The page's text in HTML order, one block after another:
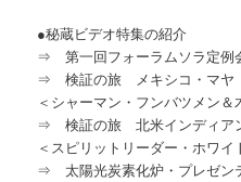
●秘蔵ビデオ特集の紹介
⇒ 第一回フォーラムソラ定例
⇒ 検証の旅 メキシコ・マヤ「
＜シャーマン・フンバツメン＆
⇒ 検証の旅 北米インディアン
＜スピリットリーダー・ホワイ
⇒ 太陽光炭素化炉・プレゼン